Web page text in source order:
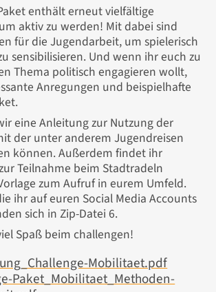
enthält erneut vielfältige
aktiv zu werden! Mit dabei sind
für die Jugendarbeit, um spielerisch
sensibilisieren. Und wenn ihr euch zu
Thema politisch engagieren wollt,
Anregungen und beispielhafte
eine Anleitung zur Nutzung der
der unter anderem Jugendreisen
können. Außerdem findet ihr
Teilnahme beim Stadtradeln
zum Aufruf in eurem Umfeld.
ihr auf euren Social Media Accounts
sich in Zip-Datei 6.
Spaß beim challengen!
Mobilitaet.pdf
Paket_Mobilitaet_Methoden-